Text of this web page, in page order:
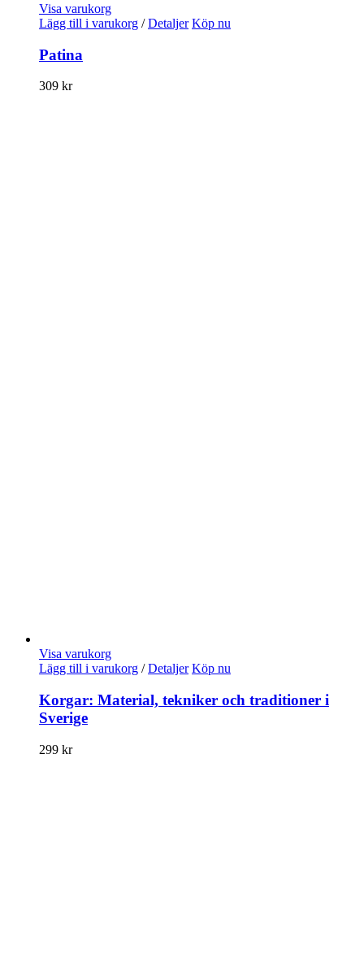
Visa varukorg
Lägg till i varukorg / Detaljer Köp nu
Patina
309 kr
Visa varukorg
Lägg till i varukorg / Detaljer Köp nu
Korgar: Material, tekniker och traditioner i
Sverige
299 kr